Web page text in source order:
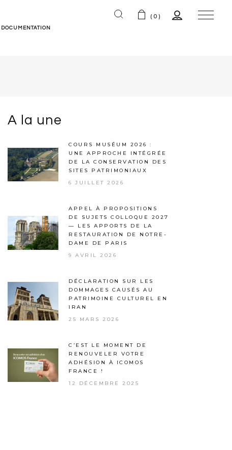
(0)
A la une
COURS MUSÉUM 2026 :
UNE APPROCHE INTÉGRÉE
DE LA CONSERVATION DES
SITES PATRIMONIAUX
6 JUILLET 2026
APPEL À PROPOSITIONS
DE SUJETS COLLOQUE 2027
— LES APPORTS DE LA
RESTAURATION DE NOTRE-
DAME DE PARIS
9 AVRIL 2026
DÉCLARATION SUR LES
DOMMAGES CAUSÉS AU
PATRIMOINE CULTUREL EN
IRAN
25 MARS 2026
C’EST LE MOMENT DE
RENOUVELER VOTRE
ADHÉSION À ICOMOS
FRANCE !
12 DÉCEMBRE 2025